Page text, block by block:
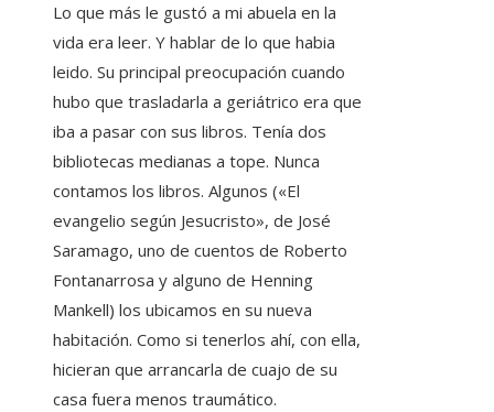
Lo que más le gustó a mi abuela en la
vida era leer. Y hablar de lo que habia
leido. Su principal preocupación cuando
hubo que trasladarla a geriátrico era que
iba a pasar con sus libros. Tenía dos
bibliotecas medianas a tope. Nunca
contamos los libros. Algunos («El
evangelio según Jesucristo», de José
Saramago, uno de cuentos de Roberto
Fontanarrosa y alguno de Henning
Mankell) los ubicamos en su nueva
habitación. Como si tenerlos ahí, con ella,
hicieran que arrancarla de cuajo de su
casa fuera menos traumático.